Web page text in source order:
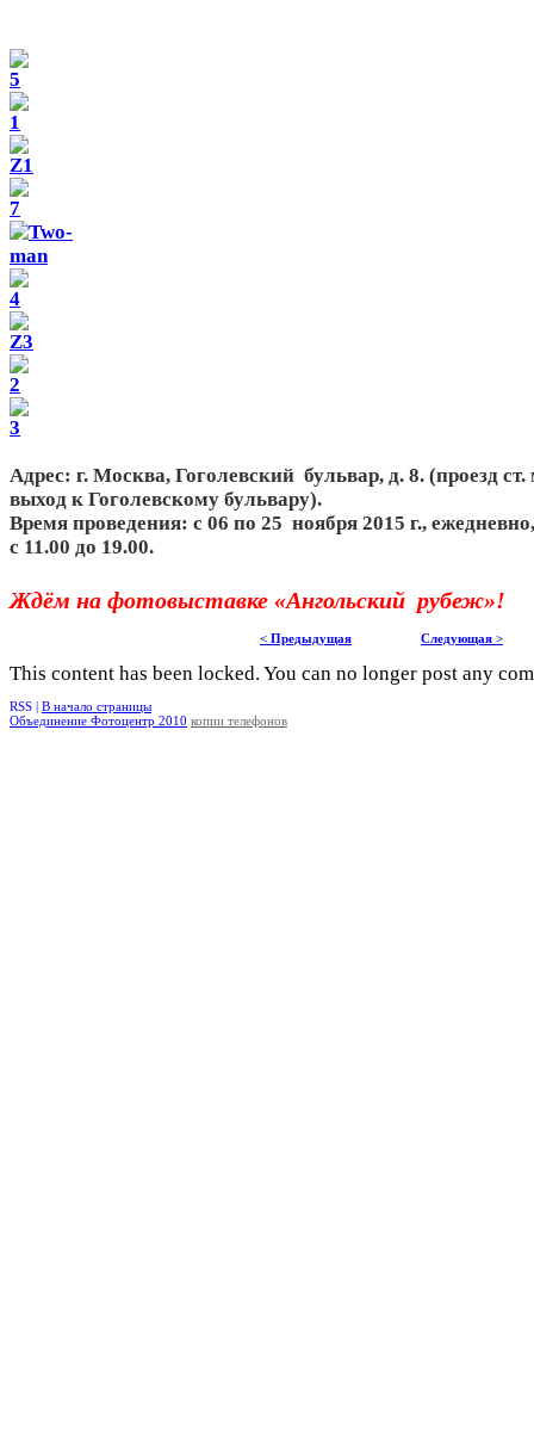
Адрес: г. Москва, Гоголевский бульвар, д. 8. (проезд
выход к Гоголевскому бульвару).
Время проведения: с 06 по 25 ноября 2015 г.,
с 11.00 до 19.00.
Ждём на фотовыставке «Ангольский рубеж»!
< Предыдущая Следующая >
This content has been locked. You can no longer post any
RSS | В начало страницы
Объединение Фотоцентр 2010 копии телефонов